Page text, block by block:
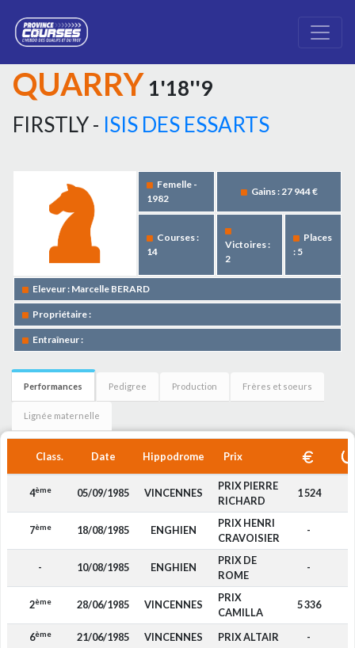
QUARRY 1'18''9
FIRSTLY - ISIS DES ESSARTS
Femelle -
1982
Gains : 27 944 €
Courses :
14
Victoires :
2
Places
: 5
Eleveur : Marcelle BERARD
Propriétaire :
Entraîneur :
Performances Pedigree Production Frères et soeurs
Lignée maternelle
Class. Date Hippodrome Prix
4ème 05/09/1985 VINCENNES
PRIX PIERRE
RICHARD
1 524
7ème 18/08/1985 ENGHIEN
PRIX HENRI
CRAVOISIER
-
- 10/08/1985 ENGHIEN
PRIX DE
ROME
-
2ème 28/06/1985 VINCENNES
PRIX
CAMILLA
5 336
6ème 21/06/1985 VINCENNES PRIX ALTAIR -